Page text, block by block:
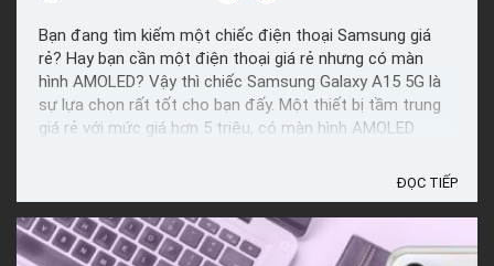
Bạn đang tìm kiếm một chiếc điện thoại Samsung giá
rẻ? Hay bạn cần một điện thoại giá rẻ nhưng có màn
hình AMOLED? Vậy thì chiếc Samsung Galaxy A15 5G là
sự lựa chọn rất tốt cho bạn đấy. Một thiết bị tầm trung
giá rẻ với mức giá hơn 5 triệu, có màn hình AMOLED
ĐỌC TIẾP